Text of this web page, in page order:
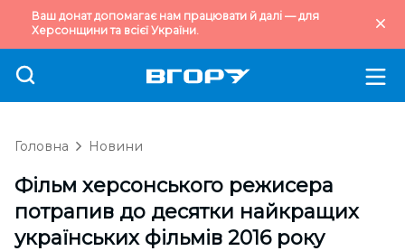
Ваш донат допомагає нам працювати й далі — для
Херсонщини та всієї України.
Головна Новини
Фільм херсонського режисера
потрапив до десятки найкращих
українських фільмів 2016 року